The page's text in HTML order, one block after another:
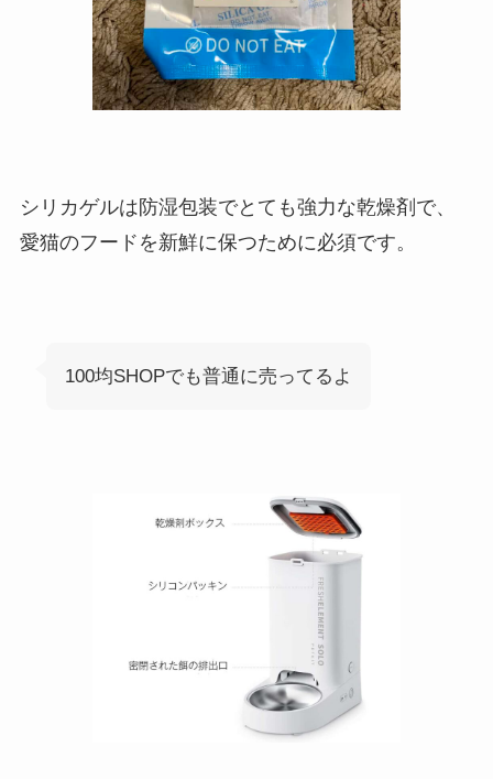
シリカゲルは防湿包装でとても強力な乾燥剤で、
愛猫のフードを新鮮に保つために必須です。
100均SHOPでも普通に売ってるよ